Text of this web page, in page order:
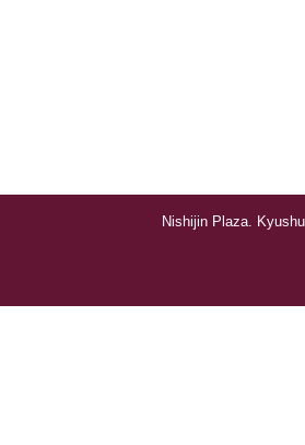
Nishijin Plaza.